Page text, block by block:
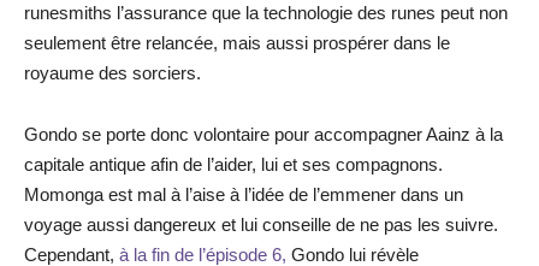
runesmiths l’assurance que la technologie des runes peut non
seulement être relancée, mais aussi prospérer dans le
royaume des sorciers.
Gondo se porte donc volontaire pour accompagner Aainz à la
capitale antique afin de l’aider, lui et ses compagnons.
Momonga est mal à l’aise à l’idée de l’emmener dans un
voyage aussi dangereux et lui conseille de ne pas les suivre.
Cependant, à la fin de l’épisode 6, Gondo lui révèle